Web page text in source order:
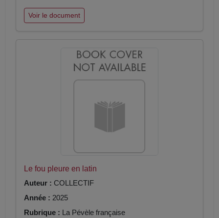
Voir le document
Le fou pleure en latin
Auteur : COLLECTIF
Année : 2025
Rubrique : La Pévèle française